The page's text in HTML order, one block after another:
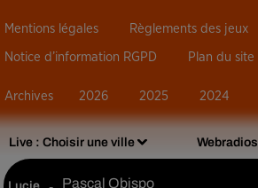
Live : Choisir une ville Webradios
Pascal Obispo
Mentions légales Règlements des jeux
Notice d’information RGPD Plan du site
Archives 2026 2025 2024